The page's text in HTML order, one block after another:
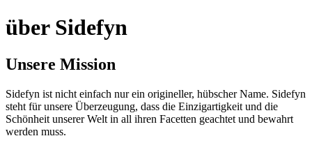
über Sidefyn
Unsere Mission
Sidefyn ist nicht einfach nur ein origineller, hübscher Name. Sidefyn
steht für unsere Überzeugung, dass die Einzigartigkeit und die
Schönheit unserer Welt in all ihren Facetten geachtet und bewahrt
werden muss.